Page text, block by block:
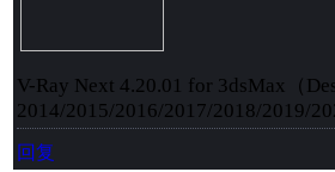
V-Ray Next 4.20.01 for 3dsMax（
2014/2015/2016/2017/2018/2019/
回复